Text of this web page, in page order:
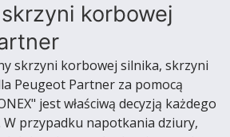
skrzyni korbowej
skrzyni korbowej silnika, skrzyni
Peugeot Partner za pomocą
jest właściwą decyzją każdego
W przypadku napotkania dziury,